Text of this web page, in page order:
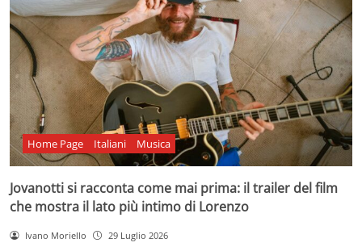
Home Page Italiani Musica
Jovanotti si racconta come mai prima: il trailer del film
che mostra il lato più intimo di Lorenzo
Ivano Moriello 29 Luglio 2026